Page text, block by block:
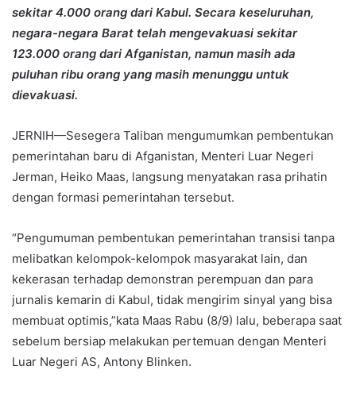
sekitar 4.000 orang dari Kabul. Secara keseluruhan,
negara-negara Barat telah mengevakuasi sekitar
123.000 orang dari Afganistan, namun masih ada
puluhan ribu orang yang masih menunggu untuk
dievakuasi.
JERNIH—Sesegera Taliban mengumumkan pembentukan
pemerintahan baru di Afganistan, Menteri Luar Negeri
Jerman, Heiko Maas, langsung menyatakan rasa prihatin
dengan formasi pemerintahan tersebut.
“Pengumuman pembentukan pemerintahan transisi tanpa
melibatkan kelompok-kelompok masyarakat lain, dan
kekerasan terhadap demonstran perempuan dan para
jurnalis kemarin di Kabul, tidak mengirim sinyal yang bisa
membuat optimis,”kata Maas Rabu (8/9) lalu, beberapa saat
sebelum bersiap melakukan pertemuan dengan Menteri
Luar Negeri AS, Antony Blinken.